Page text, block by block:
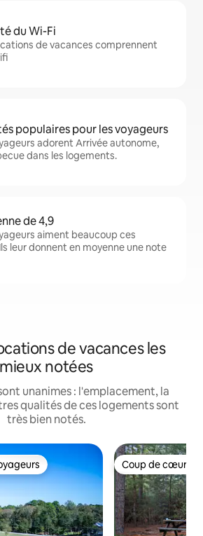
du Wi-Fi
de vacances comprennent
populaires pour les voyageurs
adorent Arrivée autonome,
dans les logements.
de 4,9
aiment beaucoup ces
leur donnent en moyenne une note
de vacances les
mieux notées
unanimes : l'emplacement, la
qualités de ces logements sont
très bien notés.
parmi les plus aimésCoup de cœur
Coup de cœur